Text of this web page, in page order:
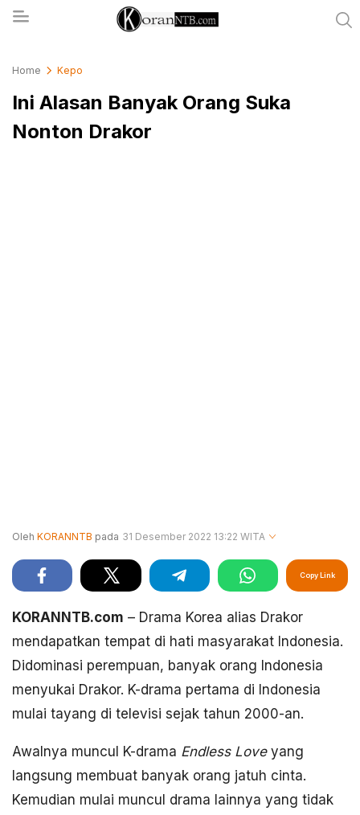
Home Kepo
Ini Alasan Banyak Orang Suka
Nonton Drakor
Oleh KORANNTB pada 31 Desember 2022 13:22 WITA
Copy Link
KORANNTB.com – Drama Korea alias Drakor
mendapatkan tempat di hati masyarakat Indonesia.
Didominasi perempuan, banyak orang Indonesia
menyukai Drakor. K-drama pertama di Indonesia
mulai tayang di televisi sejak tahun 2000-an.
Awalnya muncul K-drama Endless Love yang
langsung membuat banyak orang jatuh cinta.
Kemudian mulai muncul drama lainnya yang tidak